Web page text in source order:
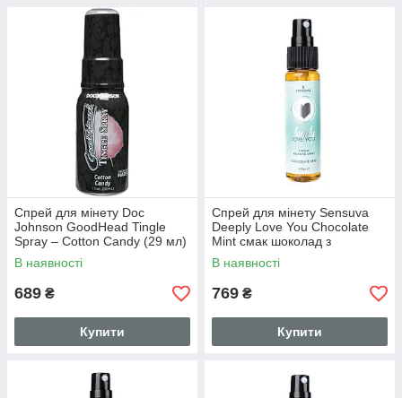
Спрей для мінету Doc
Johnson GoodHead Tingle
Spray – Cotton Candy (29 мл)
з вібруючим ефектом
В наявності
689 ₴
Купити
Спрей для мінету Sensuva
Deeply Love You Chocolate
Mint смак шоколад з
ментолом 29 мл (SO3193)
В наявності
769 ₴
Купити